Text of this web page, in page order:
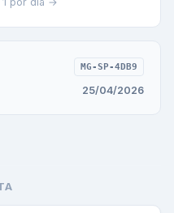
MG-SP-4DB9
25/04/2026